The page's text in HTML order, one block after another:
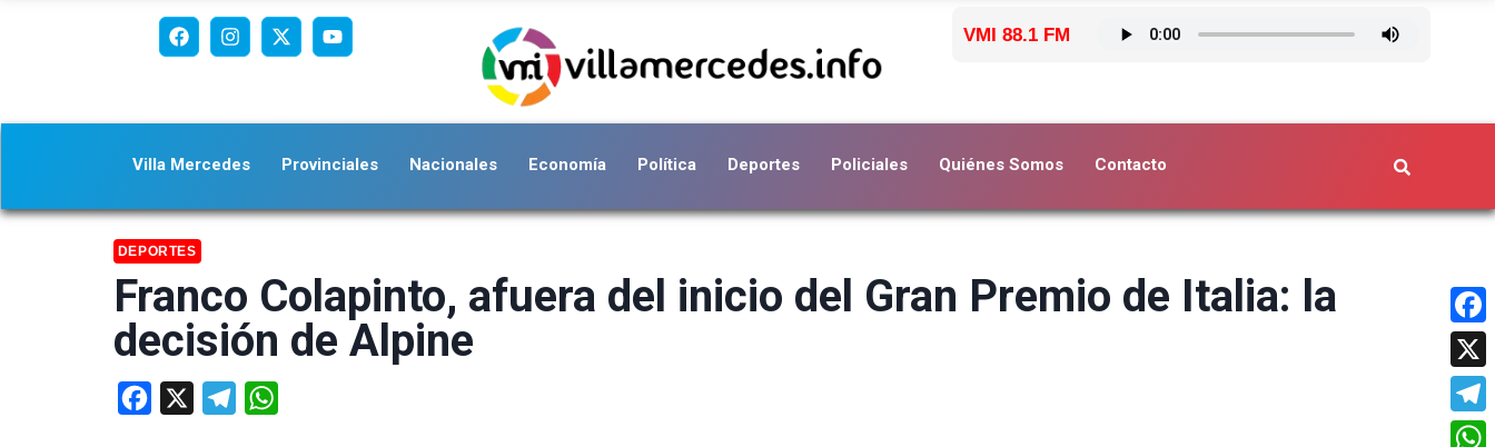
VMI 88.1 FM
Villa Mercedes Provinciales Nacionales Economía Política Deportes Policiales Quiénes Somos Contacto
DEPORTES
Franco Colapinto, afuera del inicio del Gran Premio de Italia: la
decisión de Alpine
Facebook Telegram
X